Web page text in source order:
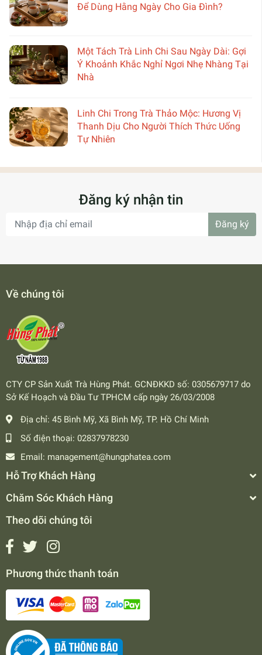
Để Dùng Hằng Ngày Cho Gia Đình?
Một Tách Trà Linh Chi Sau Ngày Dài: Gợi
Ý Khoảnh Khắc Nghỉ Ngơi Nhẹ Nhàng Tại
Nhà
Linh Chi Trong Trà Thảo Mộc: Hương Vị
Thanh Dịu Cho Người Thích Thức Uống
Tự Nhiên
Đăng ký nhận tin
Đăng ký
Về chúng tôi
CTY CP Sản Xuất Trà Hùng Phát. GCNĐKKD số: 0305679717 do
Sở Kế Hoạch và Đầu Tư TPHCM cấp ngày 26/03/2008
Địa chỉ: 45 Bình Mỹ, Xã Bình Mỹ, TP. Hồ Chí Minh
Số điện thoại: 02837978230
Email: management@hungphatea.com
Hỗ Trợ Khách Hàng
Chăm Sóc Khách Hàng
Theo dõi chúng tôi
Phương thức thanh toán